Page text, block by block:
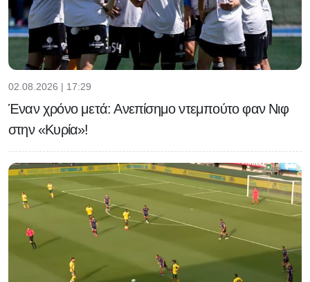
02.08.2026 | 17:29
Έναν χρόνο μετά: Ανεπίσημο ντεμπούτο φαν Νιφ
στην «Κυρία»!